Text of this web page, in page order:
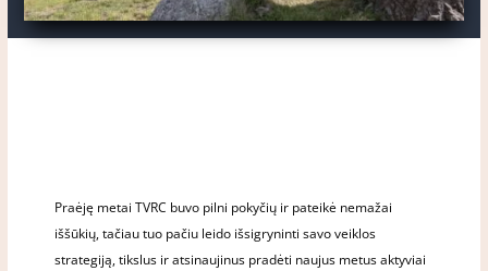
Praėję metai TVRC buvo pilni pokyčių ir pateikė nemažai
iššūkių, tačiau tuo pačiu leido išsigryninti savo veiklos
strategiją, tikslus ir atsinaujinus pradėti naujus metus aktyviai